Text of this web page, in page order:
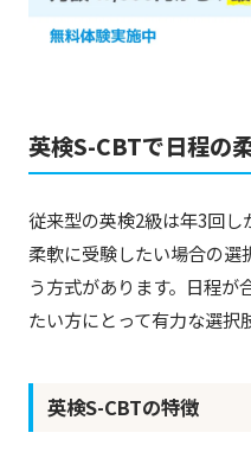
英検S-CBTで日程の
従来型の英検2級は年3回
柔軟に受験したい場合の選
う方式があります。日程が
たい方にとって有力な選択
英検S-CBTの特徴